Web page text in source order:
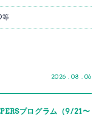
2026 . 08 . 06
等
プログラム（9/21〜